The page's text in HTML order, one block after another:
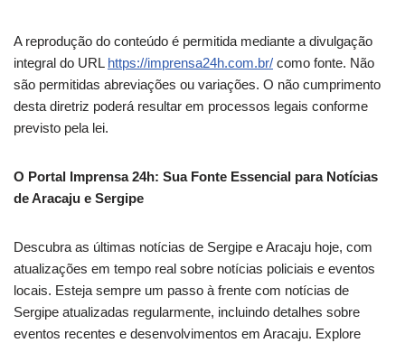
A reprodução do conteúdo é permitida mediante a divulgação
integral do URL https://imprensa24h.com.br/ como fonte. Não
são permitidas abreviações ou variações. O não cumprimento
desta diretriz poderá resultar em processos legais conforme
previsto pela lei.
O Portal Imprensa 24h: Sua Fonte Essencial para Notícias
de Aracaju e Sergipe
Descubra as últimas notícias de Sergipe e Aracaju hoje, com
atualizações em tempo real sobre notícias policiais e eventos
locais. Esteja sempre um passo à frente com notícias de
Sergipe atualizadas regularmente, incluindo detalhes sobre
eventos recentes e desenvolvimentos em Aracaju. Explore